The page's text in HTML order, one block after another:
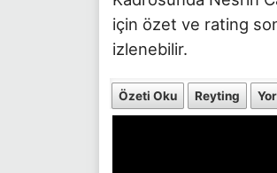
için özet ve rating
izlenebilir.
Özeti Oku Reyting